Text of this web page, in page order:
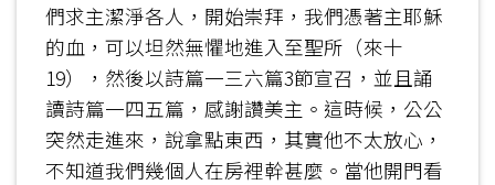
們求主潔淨各人，開始崇拜，我們憑著主耶穌
的血，可以坦然無懼地進入至聖所（來十
19），然後以詩篇一三六篇3節宣召，並且誦
讀詩篇一四五篇，感謝讚美主。這時候，公公
突然走進來，說拿點東西，其實他不太放心，
不知道我們幾個人在房裡幹甚麼。當他開門看